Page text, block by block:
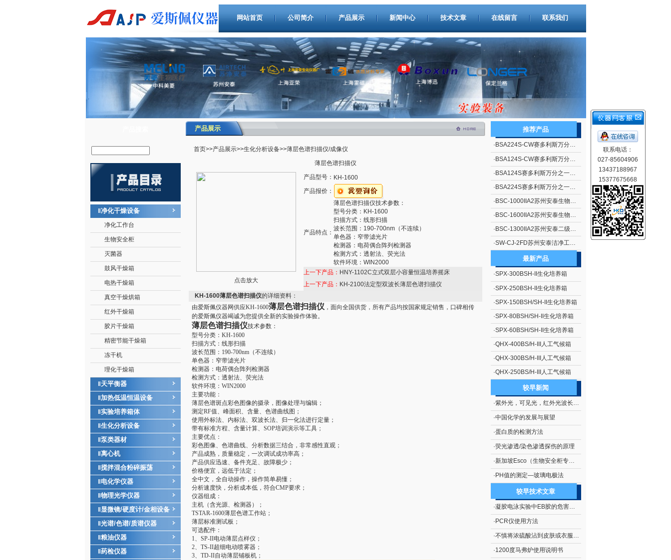
网站首页 公司简介 产品展示 新闻中心 技术文章 在线留言 联系我们
净化干燥设备
净化工作台
生物安全柜
灭菌器
鼓风干燥箱
电热干燥箱
真空干燥烘箱
红外干燥箱
胶片干燥箱
精密节能干燥箱
冻干机
理化干燥箱
天平衡器
加热低温恒温设备
实验培养箱体
生化分析设备
泵类器材
离心机
搅拌混合粉碎振荡
电化学仪器
物理光学仪器
显微镜/硬度计/金相设备
光谱/色谱/质谱仪器
粮油仪器
药检仪器
产品展示
首页>>产品展示>>生化分析设备>>薄层色谱扫描仪/成像仪
薄层色谱扫描仪
点击放大
产品型号： KH-1600
产品报价：
产品特点：
薄层色谱扫描仪技术参数：
型号分类：KH-1600
扫描方式：线形扫描
波长范围：190-700nm（不连续）
单色器：窄带滤光片
检测器：电荷偶合阵列检测器
检测方式：透射法、荧光法
软件环境：WIN2000
上一下产品： HNY-1102C立式双层小容量恒温培养摇床
上一下产品： KH-2100法定型双波长薄层色谱扫描仪
KH-1600薄层色谱扫描仪的详细资料：
由爱斯佩仪器网供应KH-1600薄层色谱扫描仪 ，面向全国供货，所有产品均按国家规定销售，口碑相传
的爱斯佩仪器竭诚为您提供全新的实验操作体验。
薄层色谱扫描仪技术参数：
型号分类：KH-1600
扫描方式：线形扫描
波长范围：190-700nm（不连续）
单色器：窄带滤光片
检测器：电荷偶合阵列检测器
检测方式：透射法、荧光法
软件环境：WIN2000
主要功能：
薄层色谱斑点彩色图像的摄录，图像处理与编辑；
测定RF值、峰面积、含量、色谱曲线图；
使用外标法、内标法、双波长法、归一化法进行定量；
带有标准方程、含量计算、SOP培训演示等工具；
主要优点：
彩色图像、色谱曲线、分析数据三结合，非常感性直观；
产品成熟，质量稳定，一次调试成功率高；
产品供应迅速、备件充足、故障极少；
价格便宜，远低于法定；
全中文，全自动操作，操作简单易懂；
分析速度快，分析成本低，符合CMP要求；
仪器组成：
主机（含光源、检测器）；
TSTAR-1600薄层色谱工作站；
薄层标准测试板；
可选配件：
1、SP-II电动薄层点样仪；
2、TS-II超细电动喷雾器；
3、TD-II自动薄层铺板机；
推荐产品
· BSA224S-CW赛多利斯万分之一电子天平
· BSA124S-CW赛多利斯万分之一电子天平
· BSA124S赛多利斯万分之一电子天平
· BSA224S赛多利斯万分之一电子天平
· BSC-1000IIA2苏州安泰生物安全柜
· BSC-1600IIA2苏州安泰生物安全柜
· BSC-1300IIA2苏州安泰二级生物安全柜（停产）
·SW-CJ-2FD苏州安泰洁净工作台单人单面、垂直送风 净化工作台 超净工作台
最新产品
·SPX-300BSH-II生化培养箱
·SPX-250BSH-II生化培养箱
·SPX-150BSH/SH-II生化培养箱
·SPX-80BSH/SH-II生化培养箱
·SPX-60BSH/SH-II生化培养箱
·QHX-400BS/H-III人工气候箱
·QHX-300BS/H-III人工气候箱
·QHX-250BS/H-III人工气候箱
较早新闻
·紫外光，可见光，红外光波长范围
·中国化学的发展与展望
·蛋白质的检测方法
·荧光渗透/染色渗透探伤的原理
·新加坡Esco（生物安全柜专业厂商）
· PH值的测定—玻璃电极法
较早技术文章
·凝胶电泳实验中EB胶的危害及处理措施
· PCR仪使用方法
·不慎将浓硫酸沾到皮肤或衣服上的处理方法
·1200度马弗炉使用说明书
联系电话：
027-85604906
13437188967
15377675668